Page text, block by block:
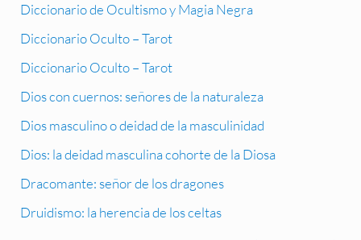
Diccionario de Ocultismo y Magia Negra
Diccionario Oculto – Tarot
Diccionario Oculto – Tarot
Dios con cuernos: señores de la naturaleza
Dios masculino o deidad de la masculinidad
Dios: la deidad masculina cohorte de la Diosa
Dracomante: señor de los dragones
Druidismo: la herencia de los celtas